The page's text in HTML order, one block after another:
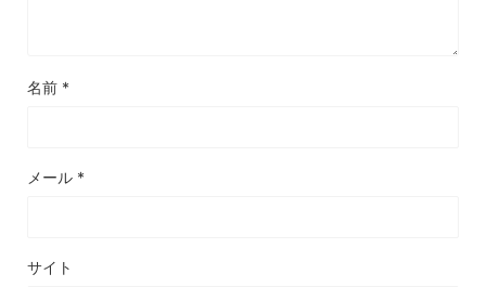
名前 *
メール *
サイト